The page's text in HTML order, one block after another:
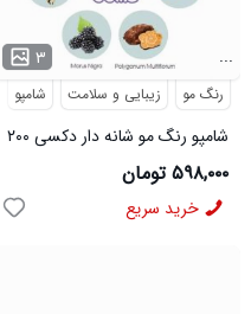
۳ ...
رنگ مو زیبایی و سلامت شامپو
شامپو رنگ مو شانه دار دکسی ۲۰۰
میل قهوه ای روشن
۵۹۸,۰۰۰ تومان
خرید سریع